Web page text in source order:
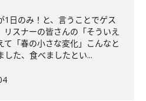
1日のみ！と、言うことでゲス
リスナーの皆さんの「そういえ
て「春の小さな変化」こんなと
した、食べましたとい...